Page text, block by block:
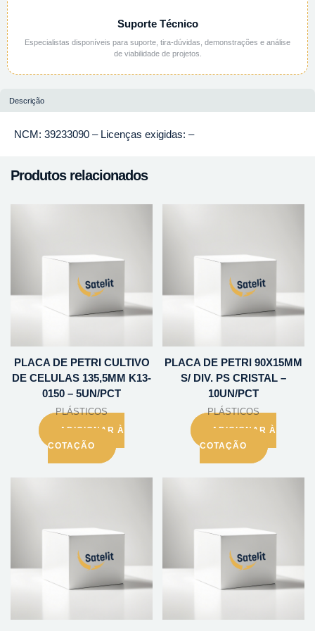
Suporte Técnico
Especialistas disponíveis para suporte, tira-dúvidas, demonstrações e análise
de viabilidade de projetos.
Descrição
NCM: 39233090 – Licenças exigidas: –
Produtos relacionados
PLACA DE PETRI CULTIVO
DE CELULAS 135,5MM K13-
0150 – 5UN/PCT
PLÁSTICOS
ADICIONAR À
COTAÇÃO
PLACA DE PETRI 90X15MM
S/ DIV. PS CRISTAL –
10UN/PCT
PLÁSTICOS
ADICIONAR À
COTAÇÃO